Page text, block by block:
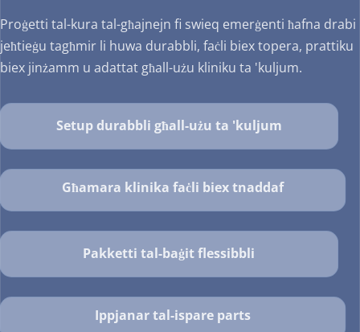
Proġetti tal-kura tal-għajnejn fi swieq emerġenti ħafna drabi
jeħtieġu tagħmir li huwa durabbli, faċli biex topera, prattiku
biex jinżamm u adattat għall-użu kliniku ta 'kuljum.
Setup durabbli għall-użu ta 'kuljum
Għamara klinika faċli biex tnaddaf
Pakketti tal-baġit flessibbli
Ippjanar tal-ispare parts